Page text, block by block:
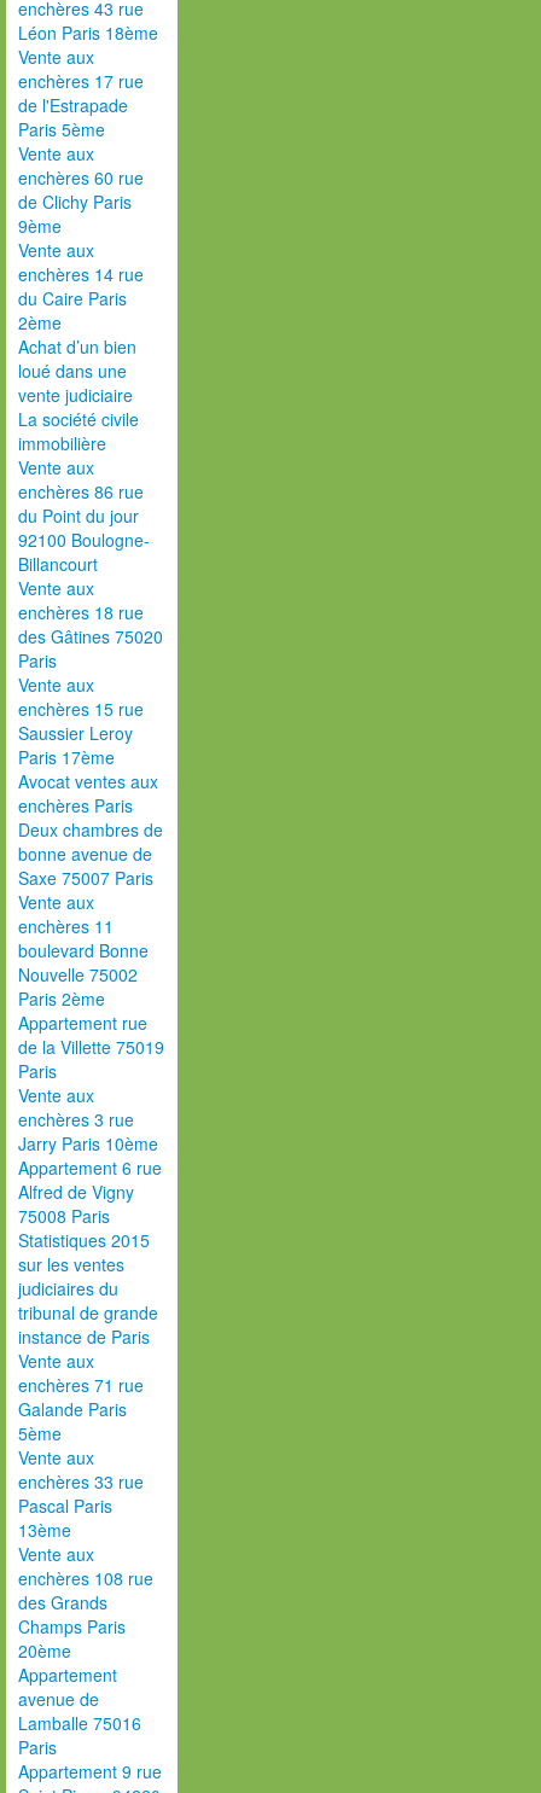
enchères 43 rue
Léon Paris 18ème
Vente aux
enchères 17 rue
de l'Estrapade
Paris 5ème
Vente aux
enchères 60 rue
de Clichy Paris
9ème
Vente aux
enchères 14 rue
du Caire Paris
2ème
Achat d’un bien
loué dans une
vente judiciaire
La société civile
immobilière
Vente aux
enchères 86 rue
du Point du jour
92100 Boulogne-
Billancourt
Vente aux
enchères 18 rue
des Gâtines 75020
Paris
Vente aux
enchères 15 rue
Saussier Leroy
Paris 17ème
Avocat ventes aux
enchères Paris
Deux chambres de
bonne avenue de
Saxe 75007 Paris
Vente aux
enchères 11
boulevard Bonne
Nouvelle 75002
Paris 2ème
Appartement rue
de la Villette 75019
Paris
Vente aux
enchères 3 rue
Jarry Paris 10ème
Appartement 6 rue
Alfred de Vigny
75008 Paris
Statistiques 2015
sur les ventes
judiciaires du
tribunal de grande
instance de Paris
Vente aux
enchères 71 rue
Galande Paris
5ème
Vente aux
enchères 33 rue
Pascal Paris
13ème
Vente aux
enchères 108 rue
des Grands
Champs Paris
20ème
Appartement
avenue de
Lamballe 75016
Paris
Appartement 9 rue